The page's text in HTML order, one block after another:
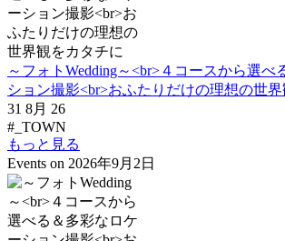
～フォトWedding～<br>４コースから選べ
ション撮影<br>おふたりだけの理想の世
31 8月 26
#_TOWN
もっと見る
Events on 2026年9月2日